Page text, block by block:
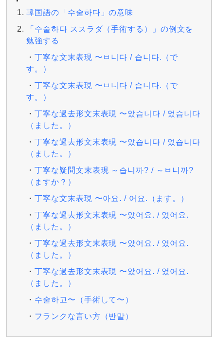
韓国語の「수술하다」の意味
「수술하다 ススラダ（手術する）」の例文を
勉強する
丁寧な文末表現 〜ㅂ니다 / 습니다.（で
す。）
丁寧な文末表現 〜ㅂ니다 / 습니다.（で
す。）
丁寧な過去形文末表現 〜았습니다 / 었습니다
（ました。）
丁寧な過去形文末表現 〜았습니다 / 었습니다
（ました。）
丁寧な疑問文末表現 ～습니까? / ～ㅂ니까?
（ますか？）
丁寧な文末表現 〜아요. / 어요.（ます。）
丁寧な過去形文末表現 〜았어요. / 었어요.
（ました。）
丁寧な過去形文末表現 〜았어요. / 었어요.
（ました。）
丁寧な過去形文末表現 〜았어요. / 었어요.
（ました。）
수술하고〜（手術して〜）
フランクな言い方（반말）